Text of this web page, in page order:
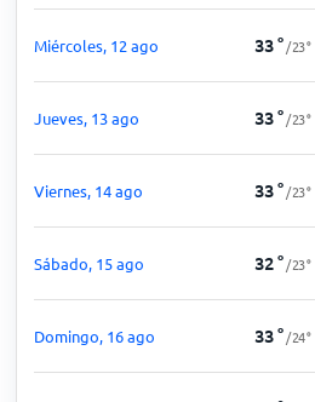
Miércoles, 12 ago 33° /23°
Jueves, 13 ago 33° /23°
Viernes, 14 ago 33° /23°
Sábado, 15 ago 32° /23°
Domingo, 16 ago 33° /24°